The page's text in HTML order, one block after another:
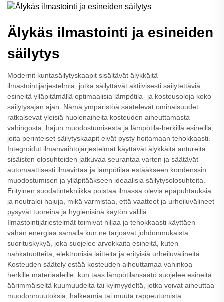
Älykäs ilmastointi ja esineiden
säilytys
Modernit kuntasäilytyskaapit sisältävät älykkäitä
ilmastointijärjestelmiä, jotka säilyttävät aktiivisesti säilytettäviä
esineitä ylläpitämällä optimaalisia lämpötila- ja kosteusoloja koko
säilytysajan ajan. Nämä ympäristöä säätelevät ominaisuudet
ratkaisevat yleisiä huolenaiheita kosteuden aiheuttamasta
vahingosta, hajun muodostumisesta ja lämpötila-herkillä esineillä,
joita perinteiset säilytyskaapit eivät pysty hoitamaan tehokkaasti.
Integroidut ilmanvaihtojärjestelmät käyttävät älykkäitä antureita
sisäisten olosuhteiden jatkuvaa seurantaa varten ja säätävät
automaattisesti ilmavirtaa ja lämpötilaa estääkseen kondenssin
muodostumisen ja ylläpitääkseen ideaalisia säilytysolosuhteita.
Erityinen suodatintekniikka poistaa ilmassa olevia epäpuhtauksia
ja neutraloi hajuja, mikä varmistaa, että vaatteet ja urheiluvälineet
pysyvät tuoreina ja hygienisinä käytön välillä.
Ilmastointijärjestelmät toimivat hiljaa ja tehokkaasti käyttäen
vähän energiaa samalla kun ne tarjoavat johdonmukaista
suorituskykyä, joka suojelee arvokkaita esineitä, kuten
nahkatuotteita, elektronisia laitteita ja erityisiä urheiluvälineitä.
Kosteuden säätely estää kosteuden aiheuttamaa vahinkoa
herkille materiaaleille, kun taas lämpötilansäätö suojelee esineitä
äärimmäiseltä kuumuudelta tai kylmyydeltä, jotka voivat aiheuttaa
muodonmuutoksia, halkeamia tai muuta rappeutumista.